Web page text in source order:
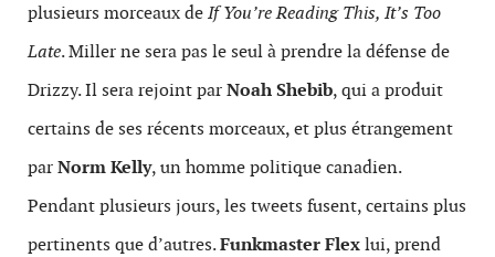
plusieurs morceaux deIf You’re Reading This, It’s Too
Late. Miller ne sera pas le seul à prendre la défense de
Drizzy. Il sera rejoint parNoah Shebib, qui a produit
certains de ses récents morceaux, et plus étrangement
parNorm Kelly, un homme politique canadien.
Pendant plusieurs jours, les tweets fusent, certains plus
pertinents que d’autres.Funkmaster Flexlui, prend